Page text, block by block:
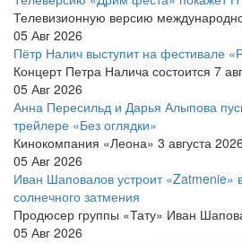
Телевизионную версию
05 Авг 2026
Пётр Налич выступит на фестивале
Концерт Петра Налича состоится 7
05 Авг 2026
Анна Пересильд и Дарья Алыпова
трейлере «Без оглядки»
Кинокомпания «Леона» 3 августа
05 Авг 2026
Иван Шаповалов устроит «Zatmenie»
солнечного затмения
Продюсер группы «Тату» Иван
05 Авг 2026